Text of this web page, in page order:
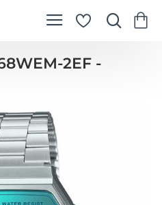
2EF -